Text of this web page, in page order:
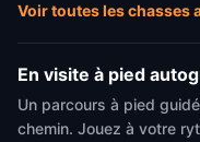
Voir toutes les chasses
En visite à pied
Un parcours à pied
chemin. Jouez à votre